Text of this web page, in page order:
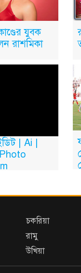
যুবক
রাশমিকা
| Ai |
চকরিয়া
রামু
উখিয়া